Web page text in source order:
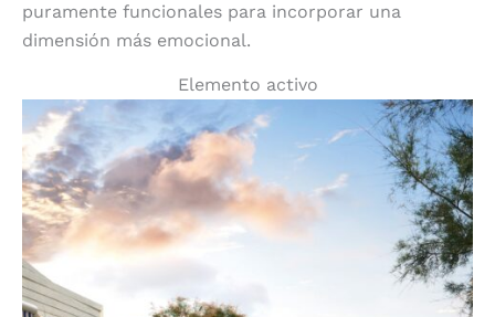
puramente funcionales para incorporar una
dimensión más emocional.
Elemento activo